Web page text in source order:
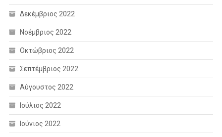
Δεκέμβριος 2022
Νοέμβριος 2022
Οκτώβριος 2022
Σεπτέμβριος 2022
Αύγουστος 2022
Ιούλιος 2022
Ιούνιος 2022